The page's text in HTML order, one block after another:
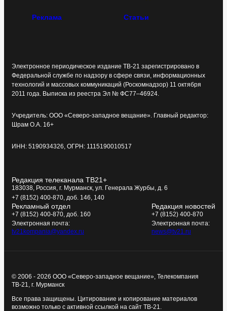
Реклама Статьи
Электронное периодическое издание ТВ-21 зарегистрировано в
Федеральной службе по надзору в сфере связи, информационных
технологий и массовых коммуникаций (Роскомнадзор) 11 октября
2011 года. Выписка из реестра Эл № ФС77–46924.
Учредитель: ООО «Северо-западное вещание». Главный редактор:
Шрам О.А. 16+
ИНН: 5190934326, ОГРН: 1115190010517
Редакция телеканала ТВ21+
183038, Россия, г. Мурманск, ул. Генерала Журбы, д. 6
+7 (8152) 400-870, доб. 146, 140
Рекламный отдел
+7 (8152) 400-870, доб. 160
Электронная почта:
tv21kompania@yandex.ru
Редакция новостей
+7 (8152) 400-870
Электронная почта:
news@tv21.ru
© 2006 - 2026 ООО «Северо-западное вещание», Телекомпания
ТВ-21, г. Мурманск
Все права защищены. Цитирование и копирование материалов
возможно только с активной ссылкой на сайт ТВ-21.